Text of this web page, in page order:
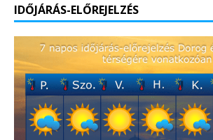
IDŐJÁRÁS-ELŐREJELZÉS